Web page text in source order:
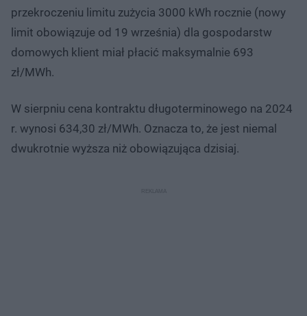
przekroczeniu limitu zużycia 3000 kWh rocznie (nowy
limit obowiązuje od 19 września) dla gospodarstw
domowych klient miał płacić maksymalnie 693
zł/MWh.
W sierpniu cena kontraktu długoterminowego na 2024
r. wynosi 634,30 zł/MWh. Oznacza to, że jest niemal
dwukrotnie wyższa niż obowiązująca dzisiaj.